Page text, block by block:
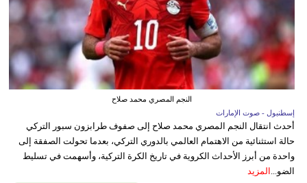
النجم المصري محمد صلاح
إسطنبول - صوت الإمارات
أحدث انتقال النجم المصري محمد صلاح إلى صفوف طرابزون سبور التركي
حالة استثنائية من الاهتمام العالمي بالدوري التركي، بعدما تحولت الصفقة إلى
واحدة من أبرز الأحداث الكروية في تاريخ الكرة التركية، وأسهمت في تسليط
الضو... المزيد